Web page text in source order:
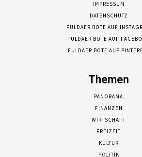
IMPRESSUM
DATENSCHUTZ
FULDAER BOTE AUF
FULDAER BOTE AUF
FULDAER BOTE AUF
Themen
PANORAMA
FINANZEN
WIRTSCHAFT
FREIZEIT
KULTUR
POLITIK